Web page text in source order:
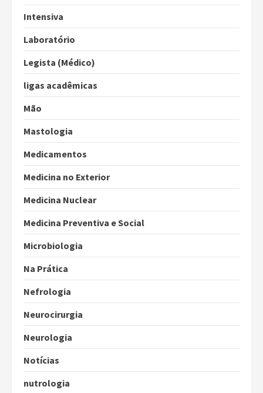
Intensiva
Laboratório
Legista (Médico)
ligas acadêmicas
Mão
Mastologia
Medicamentos
Medicina no Exterior
Medicina Nuclear
Medicina Preventiva e Social
Microbiologia
Na Prática
Nefrologia
Neurocirurgia
Neurologia
Notícias
nutrologia